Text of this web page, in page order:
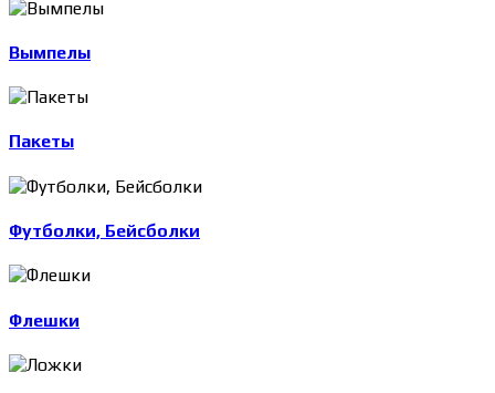
Вымпелы
Пакеты
Футболки, Бейсболки
Флешки